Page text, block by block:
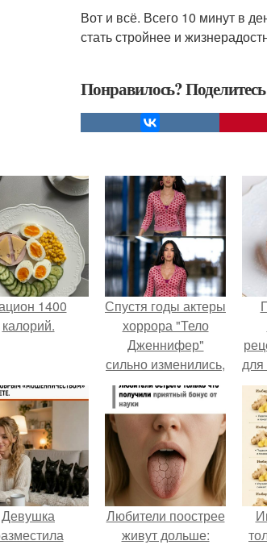
Вот и всё. Всего 10 минут в
стать стройнее и
Понравилось?
1400
калорий.
Спустя годы актеры
хоррора "Тело
Дженнифер"
сильно изменились,
пройдя путь от
подростковых
кумиров до
мировых звезд.
Девушка
Любители поострее
живут дольше: